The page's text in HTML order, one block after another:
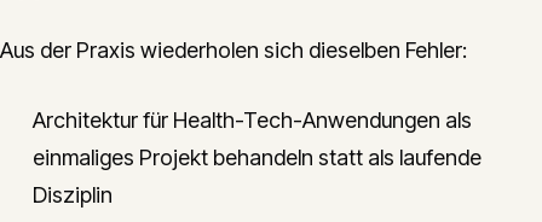
Aus der Praxis wiederholen sich dieselben Fehler:
Architektur für Health-Tech-Anwendungen als
einmaliges Projekt behandeln statt als laufende
Disziplin